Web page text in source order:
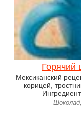
Горячий
Мексиканский
корицей,